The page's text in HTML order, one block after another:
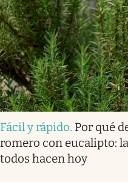
Fácil y rápido. Por qué
romero con eucalipto:
todos hacen hoy